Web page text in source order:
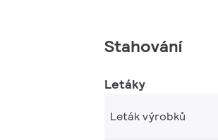
Stahování
Letáky
Leták výrobků